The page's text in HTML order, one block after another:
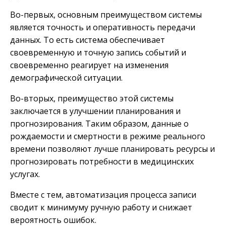
Во-первых, основным преимуществом системы
является точность и оперативность передачи
данных. То есть система обеспечивает
своевременную и точную запись событий и
своевременно реагирует на изменения
демографической ситуации.
Во-вторых, преимущество этой системы
заключается в улучшении планирования и
прогнозирования. Таким образом, данные о
рождаемости и смертности в режиме реального
времени позволяют лучше планировать ресурсы и
прогнозировать потребности в медицинских
услугах.
Вместе с тем, автоматизация процесса записи
сводит к минимуму ручную работу и снижает
вероятность ошибок.